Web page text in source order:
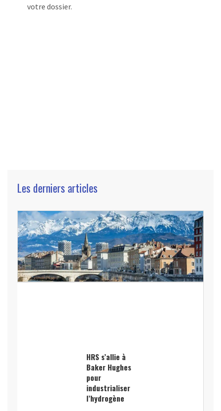
votre dossier.
Les derniers articles
HRS s’allie à
Baker Hughes
pour
industrialiser
l’hydrogène